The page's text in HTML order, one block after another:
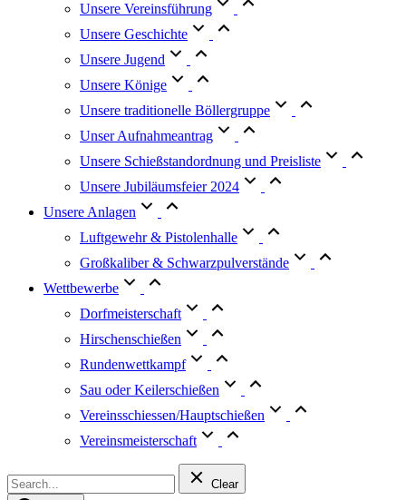
Unsere Vereinsführung
Unsere Geschichte
Unsere Jugend
Unsere Könige
Unsere traditionelle Böllergruppe
Unser Aufnahmeantrag
Unsere Schießstandordnung und Preisliste
Unsere Jubiläumsfeier 2024
Unsere Anlagen
Luftgewehr & Pistolenhalle
Großkaliber & Schwarzpulverstände
Wettbewerbe
Dorfmeisterschaft
Hirschenschießen
Rundenwettkampf
Sau oder Keilerschießen
Vereinsschiessen/Hauptschießen
Vereinsmeisterschaft
Clear